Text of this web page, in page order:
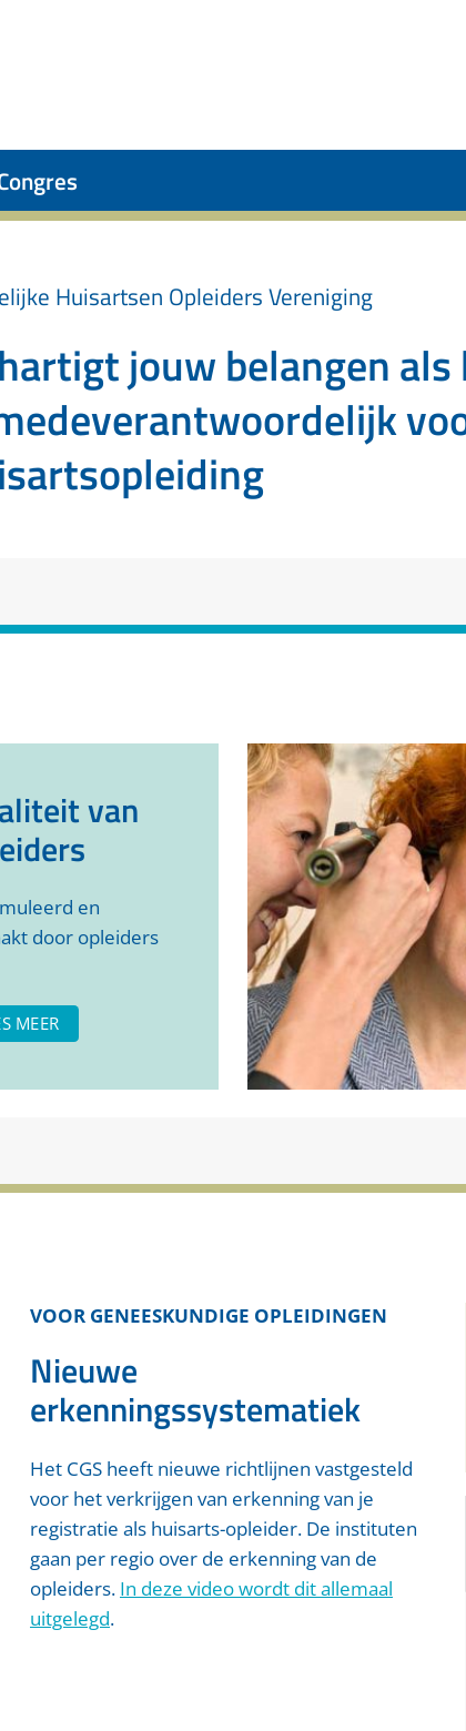
Huisartsen Opleiders Vereniging
jouw belangen
van
en
door opleiders
MEER
VOOR GENEESKUNDIGE OPLEIDINGEN
Nieuwe
erkenningssystematiek
Het CGS heeft nieuwe richtlijnen vastgesteld
voor het verkrijgen van erkenning van je
registratie als huisarts-opleider. De instituten
gaan per regio over de erkenning van de
opleiders. In deze video wordt dit allemaal
uitgelegd.